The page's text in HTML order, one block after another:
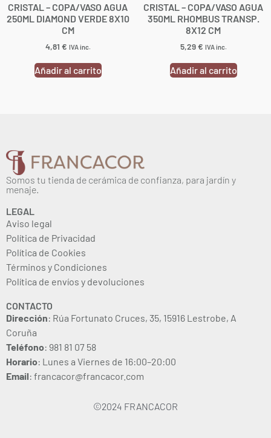
CRISTAL – COPA/VASO AGUA
250ML DIAMOND VERDE 8X10
CM
4,81 € IVA inc.
Añadir al carrito
CRISTAL – COPA/VASO AGUA
350ML RHOMBUS TRANSP.
8X12 CM
5,29€ IVA inc.
Añadir al carrito
Somos tu tienda de cerámica de confianza, para jardín y
menaje.
LEGAL
Aviso legal
Política de Privacidad
Política de Cookies
Términos y Condiciones
Política de envíos y devoluciones
CONTACTO
Dirección: Rúa Fortunato Cruces, 35, 15916 Lestrobe, A
Coruña
Teléfono: 981 81 07 58
Horario: Lunes a Viernes de 16:00–20:00
Email: francacor@francacor.com
©2024 FRANCACOR